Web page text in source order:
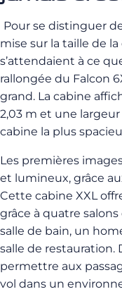
Pour se distinguer
mise sur la taille de
s’attendaient à ce
rallongée du Falcon
grand. La cabine
2,03 m et une largeur
cabine la plus
Les premières
et lumineux, grâce
Cette cabine XXL
grâce à quatre
salle de bain, un
salle de restauration.
permettre aux
vol dans un